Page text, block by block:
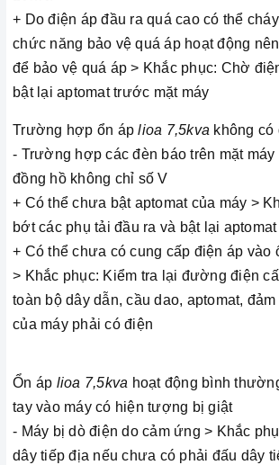
+ Do điện áp đầu ra quá cao có thể
chức năng bảo vệ quá áp hoạt động
để bảo vệ quá áp > Khắc phục: Chờ
bật lại aptomat trước mặt máy
Trường hợp ổn áplioa 7,5kva không có
- Trường hợp các đèn báo trên mặt máy
đồng hồ không chỉ số V
+ Có thể chưa bật aptomat của máy >
bớt các phụ tải đầu ra và bật lại
+ Có thể chưa có cung cấp điện áp vào
> Khắc phục: Kiểm tra lại đường điện
toàn bộ dây dẫn, cầu dao, aptomat,
của máy phải có điện
Ổn áp lioa 7,5kva hoạt động bình
tay vào máy có hiện tượng bị giật
- Máy bị dò điện do cảm ứng > Khắc
dây tiếp địa nếu chưa có phải đấu dây